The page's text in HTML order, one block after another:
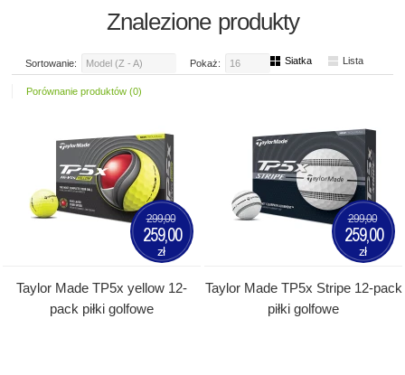
Znalezione produkty
Sortowanie: Model (Z - A) Pokaż: 16 Siatka Lista
Porównanie produktów (0)
Taylor Made TP5x yellow 12-
pack piłki golfowe
299,00
259,00
zł
Taylor Made TP5x Stripe 12-pack
piłki golfowe
299,00
259,00
zł